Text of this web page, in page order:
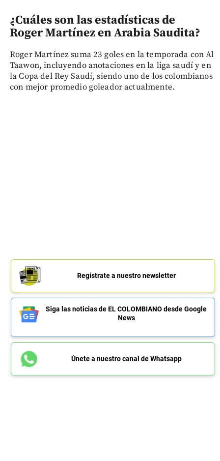
¿Cuáles son las estadísticas de
Roger Martínez en Arabia Saudita?
Roger Martínez suma 23 goles en la temporada con Al
Taawon, incluyendo anotaciones en la liga saudí y en
la Copa del Rey Saudí, siendo uno de los colombianos
con mejor promedio goleador actualmente.
Regístrate a nuestro newsletter
Siga las noticias de EL COLOMBIANO desde Google
News
Únete a nuestro canal de Whatsapp